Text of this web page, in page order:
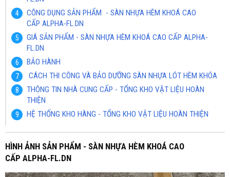
CÔNG DỤNG SẢN PHẨM - SÀN NHỰA HÈM KHOÁ CAO
CẤP ALPHA-FL.DN
GIÁ SẢN PHẨM - SÀN NHỰA HÈM KHOÁ CAO CẤP ALPHA-
FL.DN
BẢO HÀNH
CÁCH THI CÔNG VÀ BẢO DƯỠNG SÀN NHỰA LÓT HÈM KHÓA
THÔNG TIN NHÀ CUNG CẤP - TỔNG KHO VẬT LIỆU HOÀN
THIỆN
HỆ THỐNG KHO HÀNG - TỔNG KHO VẬT LIỆU HOÀN THIỆN
HÌNH ẢNH SẢN PHẨM - SÀN NHỰA HÈM KHOÁ CAO
CẤP ALPHA-FL.DN